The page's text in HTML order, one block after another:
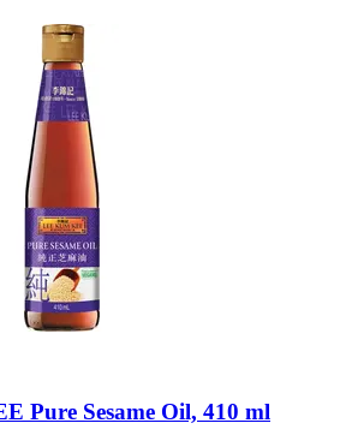
Pure Sesame Oil, 410 ml